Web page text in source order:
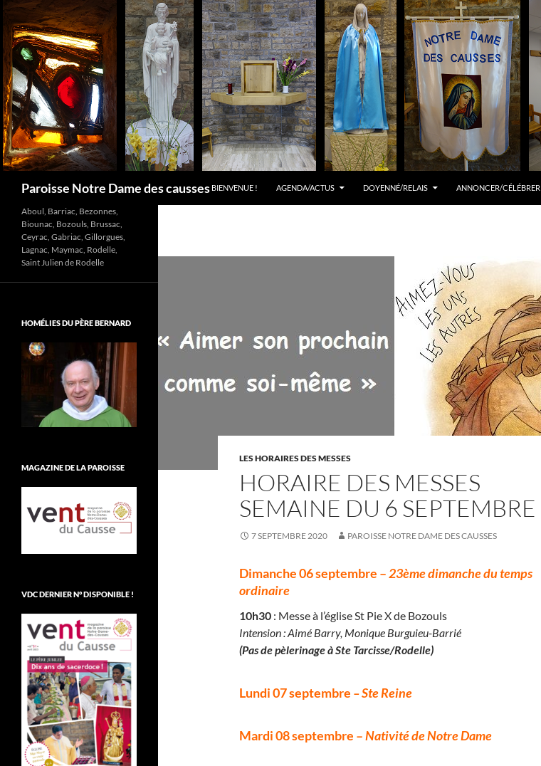
Aller
au
contenu
Paroisse Notre Dame des causses BIENVENUE ! AGENDA/ACTUS DOYENNÉ/RELAIS ANNONCER/CÉLÉBRER
LES HORAIRES DES MESSES
HORAIRE DES MESSES
SEMAINE DU 6 SEPTEMBRE
7 SEPTEMBRE 2020 PAROISSE NOTRE DAME DES CAUSSES
Dimanche 06 septembre –23ème dimanche du temps
ordinaire
10h30 : Messe à l’église St Pie X de Bozouls
Intension : Aimé Barry, Monique Burguieu-Barrié
(Pas de pèlerinage à Ste Tarcisse/Rodelle)
Lundi 07 septembre – Ste Reine
Mardi 08 septembre –Nativité de Notre Dame
Aboul, Barriac, Bezonnes,
Biounac, Bozouls, Brussac,
Ceyrac, Gabriac, Gillorgues,
Lagnac, Maymac, Rodelle,
Saint Julien de Rodelle
HOMÉLIES DU PÈRE BERNARD
MAGAZINE DE LA PAROISSE
VDC DERNIER N° DISPONIBLE !